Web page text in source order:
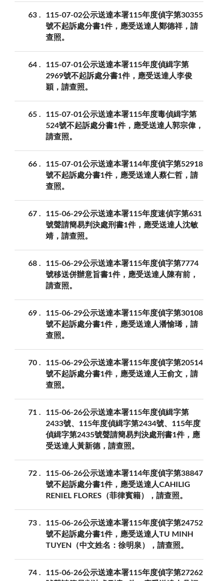
63
115-07-02公示送達本署115年度偵字第30355
號不起訴處分書1件，應受送達人鄭德祥，請
查照。
64
115-07-01公示送達本署115年度偵緝字第
2969號不起訴處分書1件，應受送達人李俊
穎，請查照。
65
115-07-01公示送達本署115年度毒偵緝字第
524號不起訴處分書1件，應受送達人郭宗偉，
請查照。
66
115-07-01公示送達本署114年度偵字第52918
號不起訴處分書1件，應受送達人蔡仁哲，請
查照。
67
115-06-29公示送達本署115年度速偵字第631
號聲請簡易判決處刑書1件，應受送達人沈敏
靖，請查照。
68
115-06-29公示送達本署115年度偵字第7774
號移送併辦意旨書1件，應受送達人陳有前，
請查照。
69
115-06-29公示送達本署115年度偵字第30108
號不起訴處分書1件，應受送達人潘愉琋，請
查照。
70
115-06-29公示送達本署115年度偵字第20514
號不起訴處分書1件，應受送達人王俞文，請
查照。
71
115-06-26公示送達本署115年度偵緝字第
2433號、115年度偵緝字第2434號、115年度
偵緝字第2435號聲請簡易判決處刑書1件，應
受送達人黃新德，請查照。
72
115-06-26公示送達本署114年度偵字第38847
號不起訴處分書1件，應受送達人CAHILIG
RENIEL FLORES（菲律賓籍），請查照。
73
115-06-26公示送達本署115年度偵字第24752
號不起訴處分書1件，應受送達人TU MINH
TUYEN（中文姓名：徐明泉），請查照。
74
115-06-26公示送達本署115年度偵字第27262